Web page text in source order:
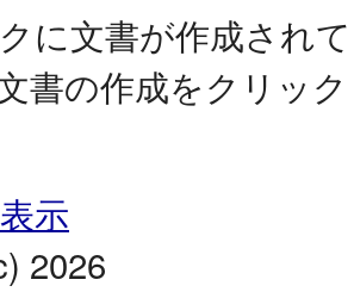
に文書が作成され
書の作成をクリッ
示
2026